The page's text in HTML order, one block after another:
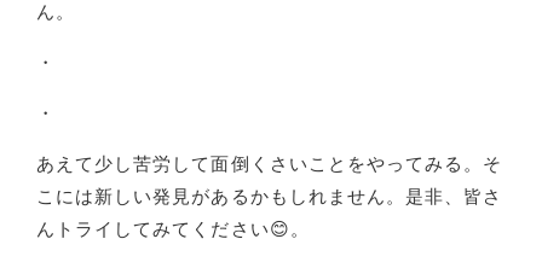
ん。
・
・
あえて少し苦労して面倒くさいことをやってみる。そ
こには新しい発見があるかもしれません。是非、皆さ
んトライしてみてください😊。